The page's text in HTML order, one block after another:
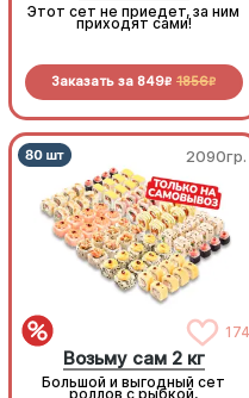
Этот сет не приедет, за ним
приходят сами!
Заказать за 849R 1856R
2090гр.
174
Возьму сам 2 кг
Большой и выгодный сет
роллов с рыбкой,